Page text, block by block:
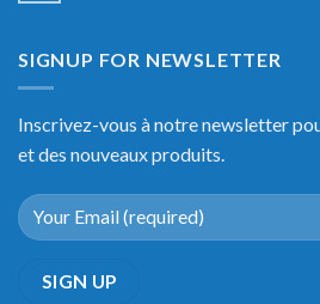
SIGNUP FOR NEWSLETTER
Inscrivez-vous à notre newsletter
et des nouveaux produits.